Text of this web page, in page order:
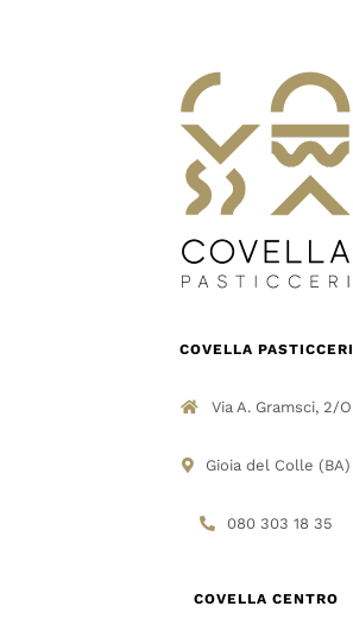
COVELLA PASTICCERI
Via A. Gramsci, 2/O
Gioia del Colle (BA)
080 303 18 35
COVELLA CENTRO